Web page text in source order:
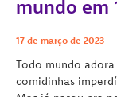
mundo em
17 de março de 2023
Todo mundo
comidinhas